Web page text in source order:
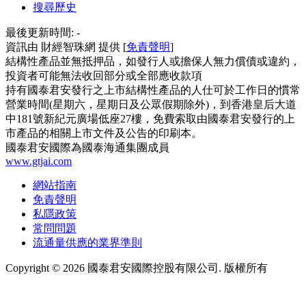
搜尋歷史
最後更新時間: -
資訊由 財經智珠網 提供 [免責聲明]
結構性產品並無抵押品，如發行人或擔保人無力償債或違約，
投資者可能無法收回部分或全部應收款項
持有國泰君安發行之上市結構性產品的人仕可於工作日的慣常
營業時間(星期六，星期日及公眾假期除外)，到香港皇后大道
中181號新紀元廣場低座27樓，免費索取由國泰君安發行的上
市產品的相關上市文件及公告的印刷本。
國泰君安國際為國泰海通集團成員
www.gtjai.com
網站指南
免責聲明
私隱政策
常問問題
流通量供應的業界準則
Copyright © 2026 國泰君安國際控股有限公司. 版權所有